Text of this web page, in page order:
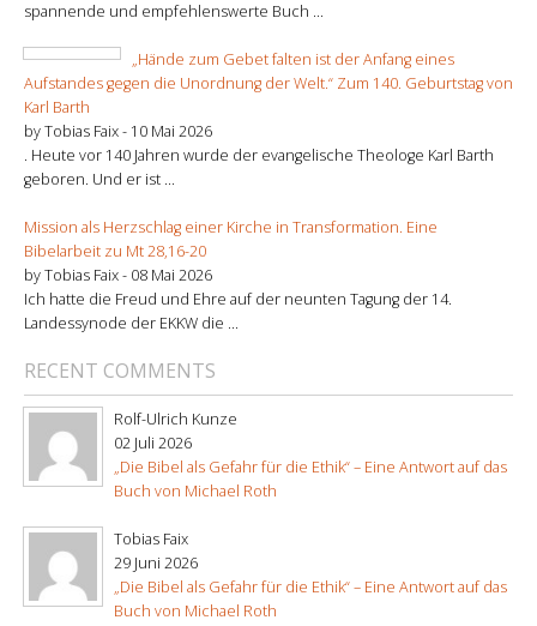
spannende und empfehlenswerte Buch ...
„Hände zum Gebet falten ist der Anfang eines
Aufstandes gegen die Unordnung der Welt.“ Zum 140. Geburtstag von
Karl Barth
by Tobias Faix - 10 Mai 2026
. Heute vor 140 Jahren wurde der evangelische Theologe Karl Barth
geboren. Und er ist ...
Mission als Herzschlag einer Kirche in Transformation. Eine
Bibelarbeit zu Mt 28,16-20
by Tobias Faix - 08 Mai 2026
Ich hatte die Freud und Ehre auf der neunten Tagung der 14.
Landessynode der EKKW die ...
RECENT COMMENTS
Rolf-Ulrich Kunze
02 Juli 2026
„Die Bibel als Gefahr für die Ethik“ – Eine Antwort auf das
Buch von Michael Roth
Tobias Faix
29 Juni 2026
„Die Bibel als Gefahr für die Ethik“ – Eine Antwort auf das
Buch von Michael Roth